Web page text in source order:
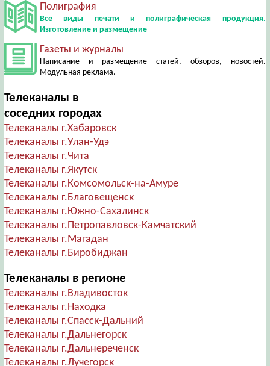
Полиграфия
Все виды печати и полиграфическая продукция.
Изготовление и размещение
Газеты и журналы
Написание и размещение статей, обзоров, новостей.
Модульная реклама.
Телеканалы в
соседних городах
Телеканалы г.Хабаровск
Телеканалы г.Улан-Удэ
Телеканалы г.Чита
Телеканалы г.Якутск
Телеканалы г.Комсомольск-на-Амуре
Телеканалы г.Благовещенск
Телеканалы г.Южно-Сахалинск
Телеканалы г.Петропавловск-Камчатский
Телеканалы г.Магадан
Телеканалы г.Биробиджан
Телеканалы в регионе
Телеканалы г.Владивосток
Телеканалы г.Находка
Телеканалы г.Спасск-Дальний
Телеканалы г.Дальнегорск
Телеканалы г.Дальнереченск
Телеканалы г.Лучегорск